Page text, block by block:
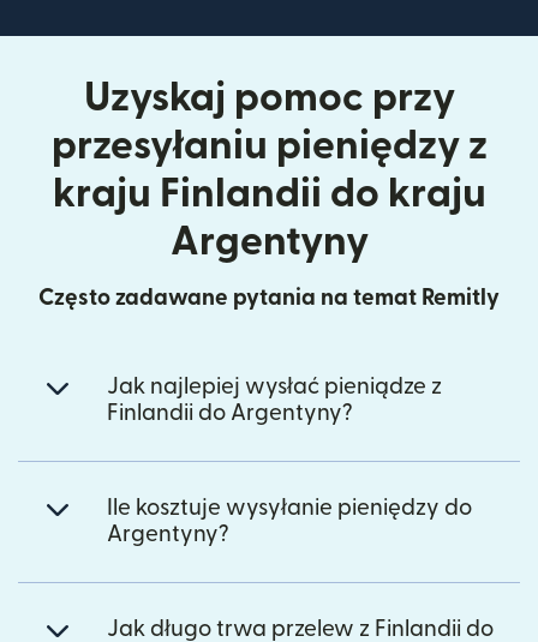
Uzyskaj pomoc przy
przesyłaniu pieniędzy z
kraju Finlandii do kraju
Argentyny
Często zadawane pytania na temat Remitly
Jak najlepiej wysłać pieniądze z
Finlandii do Argentyny?
Ile kosztuje wysyłanie pieniędzy do
Argentyny?
Jak długo trwa przelew z Finlandii do